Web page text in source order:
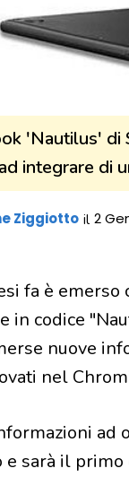
'Nautilus' di
integrare di
Ziggiotto il 2
fa è
in codice
nuove
nel
ad
e sarà il